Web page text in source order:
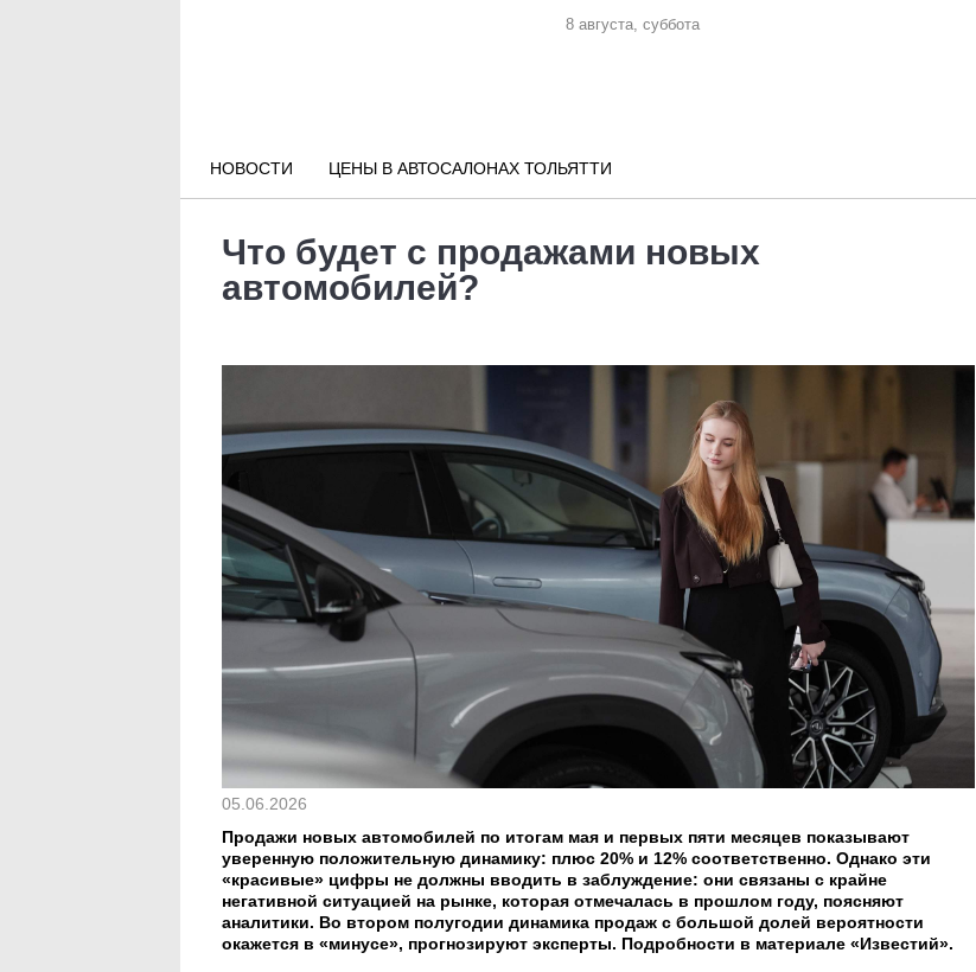
8 августа, суббота
НОВОСТИ ЦЕНЫ В АВТОСАЛОНАХ ТОЛЬЯТТИ
Что будет с продажами новых
автомобилей?
05.06.2026
Продажи новых автомобилей по итогам мая и первых пяти месяцев показывают
уверенную положительную динамику: плюс 20% и 12% соответственно. Однако эти
«красивые» цифры не должны вводить в заблуждение: они связаны с крайне
негативной ситуацией на рынке, которая отмечалась в прошлом году, поясняют
аналитики. Во втором полугодии динамика продаж с большой долей вероятности
окажется в «минусе», прогнозируют эксперты. Подробности в материале «Известий».